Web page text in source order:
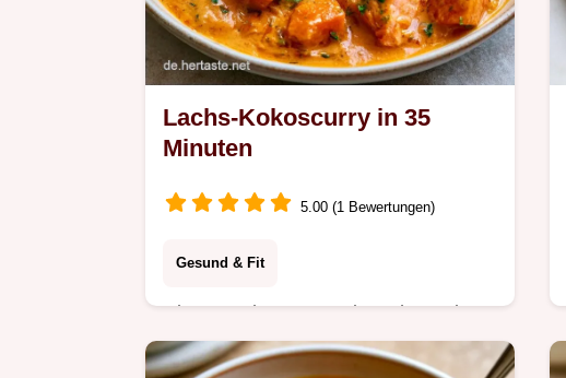
Lachs-Kokoscurry in 35
Minuten
5.00 (1 Bewertungen)
Gesund & Fit
Dieses KokosCurry mit Lachs und
Süßkartoffeln gelingt in 35 Minuten.